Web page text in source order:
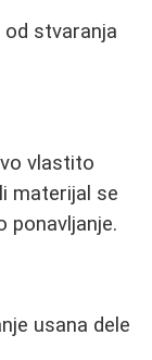
stvaranja
vlastito
materijal se
ponavljanje.
usana dele